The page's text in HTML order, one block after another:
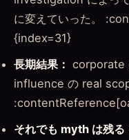
に変えていった。
{index=31}
長期結果： corporate
influence の real
それでも myth は残る